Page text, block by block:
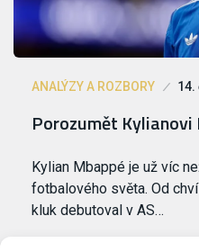
ANALÝZY A ROZBORY 14.
Porozumět Kylianovi
Kylian Mbappé je už víc
fotbalového světa. Od
kluk debutoval v AS…